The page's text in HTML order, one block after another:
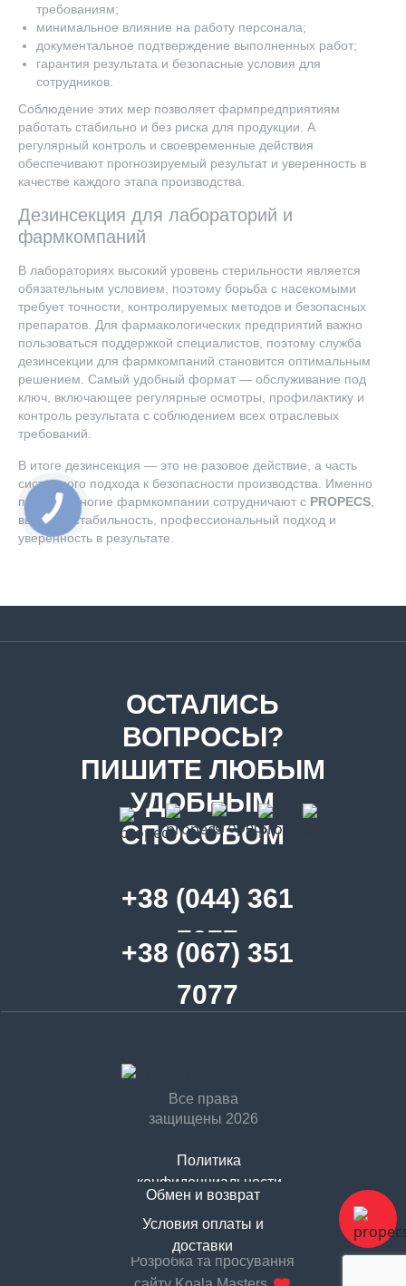
требованиям;
минимальное влияние на работу персонала;
документальное подтверждение выполненных работ;
гарантия результата и безопасные условия для
сотрудников.
Соблюдение этих мер позволяет фармпредприятиям
работать стабильно и без риска для продукции. А
регулярный контроль и своевременные действия
обеспечивают прогнозируемый результат и уверенность в
качестве каждого этапа производства.
Дезинсекция для лабораторий и
фармкомпаний
В лабораториях высокий уровень стерильности является
обязательным условием, поэтому борьба с насекомыми
требует точности, контролируемых методов и безопасных
препаратов. Для фармакологических предприятий важно
пользоваться поддержкой специалистов, поэтому служба
дезинсекции для фармкомпаний становится оптимальным
решением. Самый удобный формат — обслуживание под
ключ, включающее регулярные осмотры, профилактику и
контроль результата с соблюдением всех отраслевых
требований.
В итоге дезинсекция — это не разовое действие, а часть
системного подхода к безопасности производства. Именно
поэтому многие фармкомпании сотрудничают с PROPECS
выбирая стабильность, профессиональный подход и
уверенность в результате.
ОСТАЛИСЬ
ВОПРОСЫ?
ПИШИТЕ ЛЮБЫМ
УДОБНЫМ
СПОСОБОМ
+38 (044) 361
7077
+38 (067) 351
7077
Все права
защищены 2026
Политика
конфиденциальности
Условия оплаты и
доставки
Договор оферты
Обмен и возврат
Розробка та просування